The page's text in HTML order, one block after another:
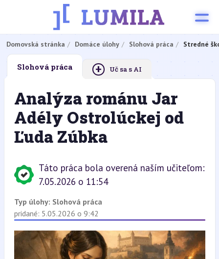
Domovská stránka Domáce úlohy Slohová práca Stredné
Slohová práca + Uč sa s AI
Analýza románu Jar
Adély Ostrolúckej od
Ľuda Zúbka
Táto práca bola overená naším učiteľom:
7.05.2026 o 11:54
Typ úlohy: Slohová práca
pridané: 5.05.2026 o 9:42